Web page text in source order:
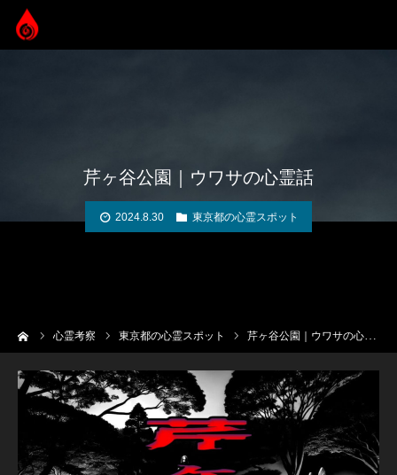
芹ヶ谷公園｜ウワサの心霊話
2024.8.30 東京都の心霊スポット
心霊考察 東京都の心霊スポット 芹ヶ谷公園｜ウワサの心霊話